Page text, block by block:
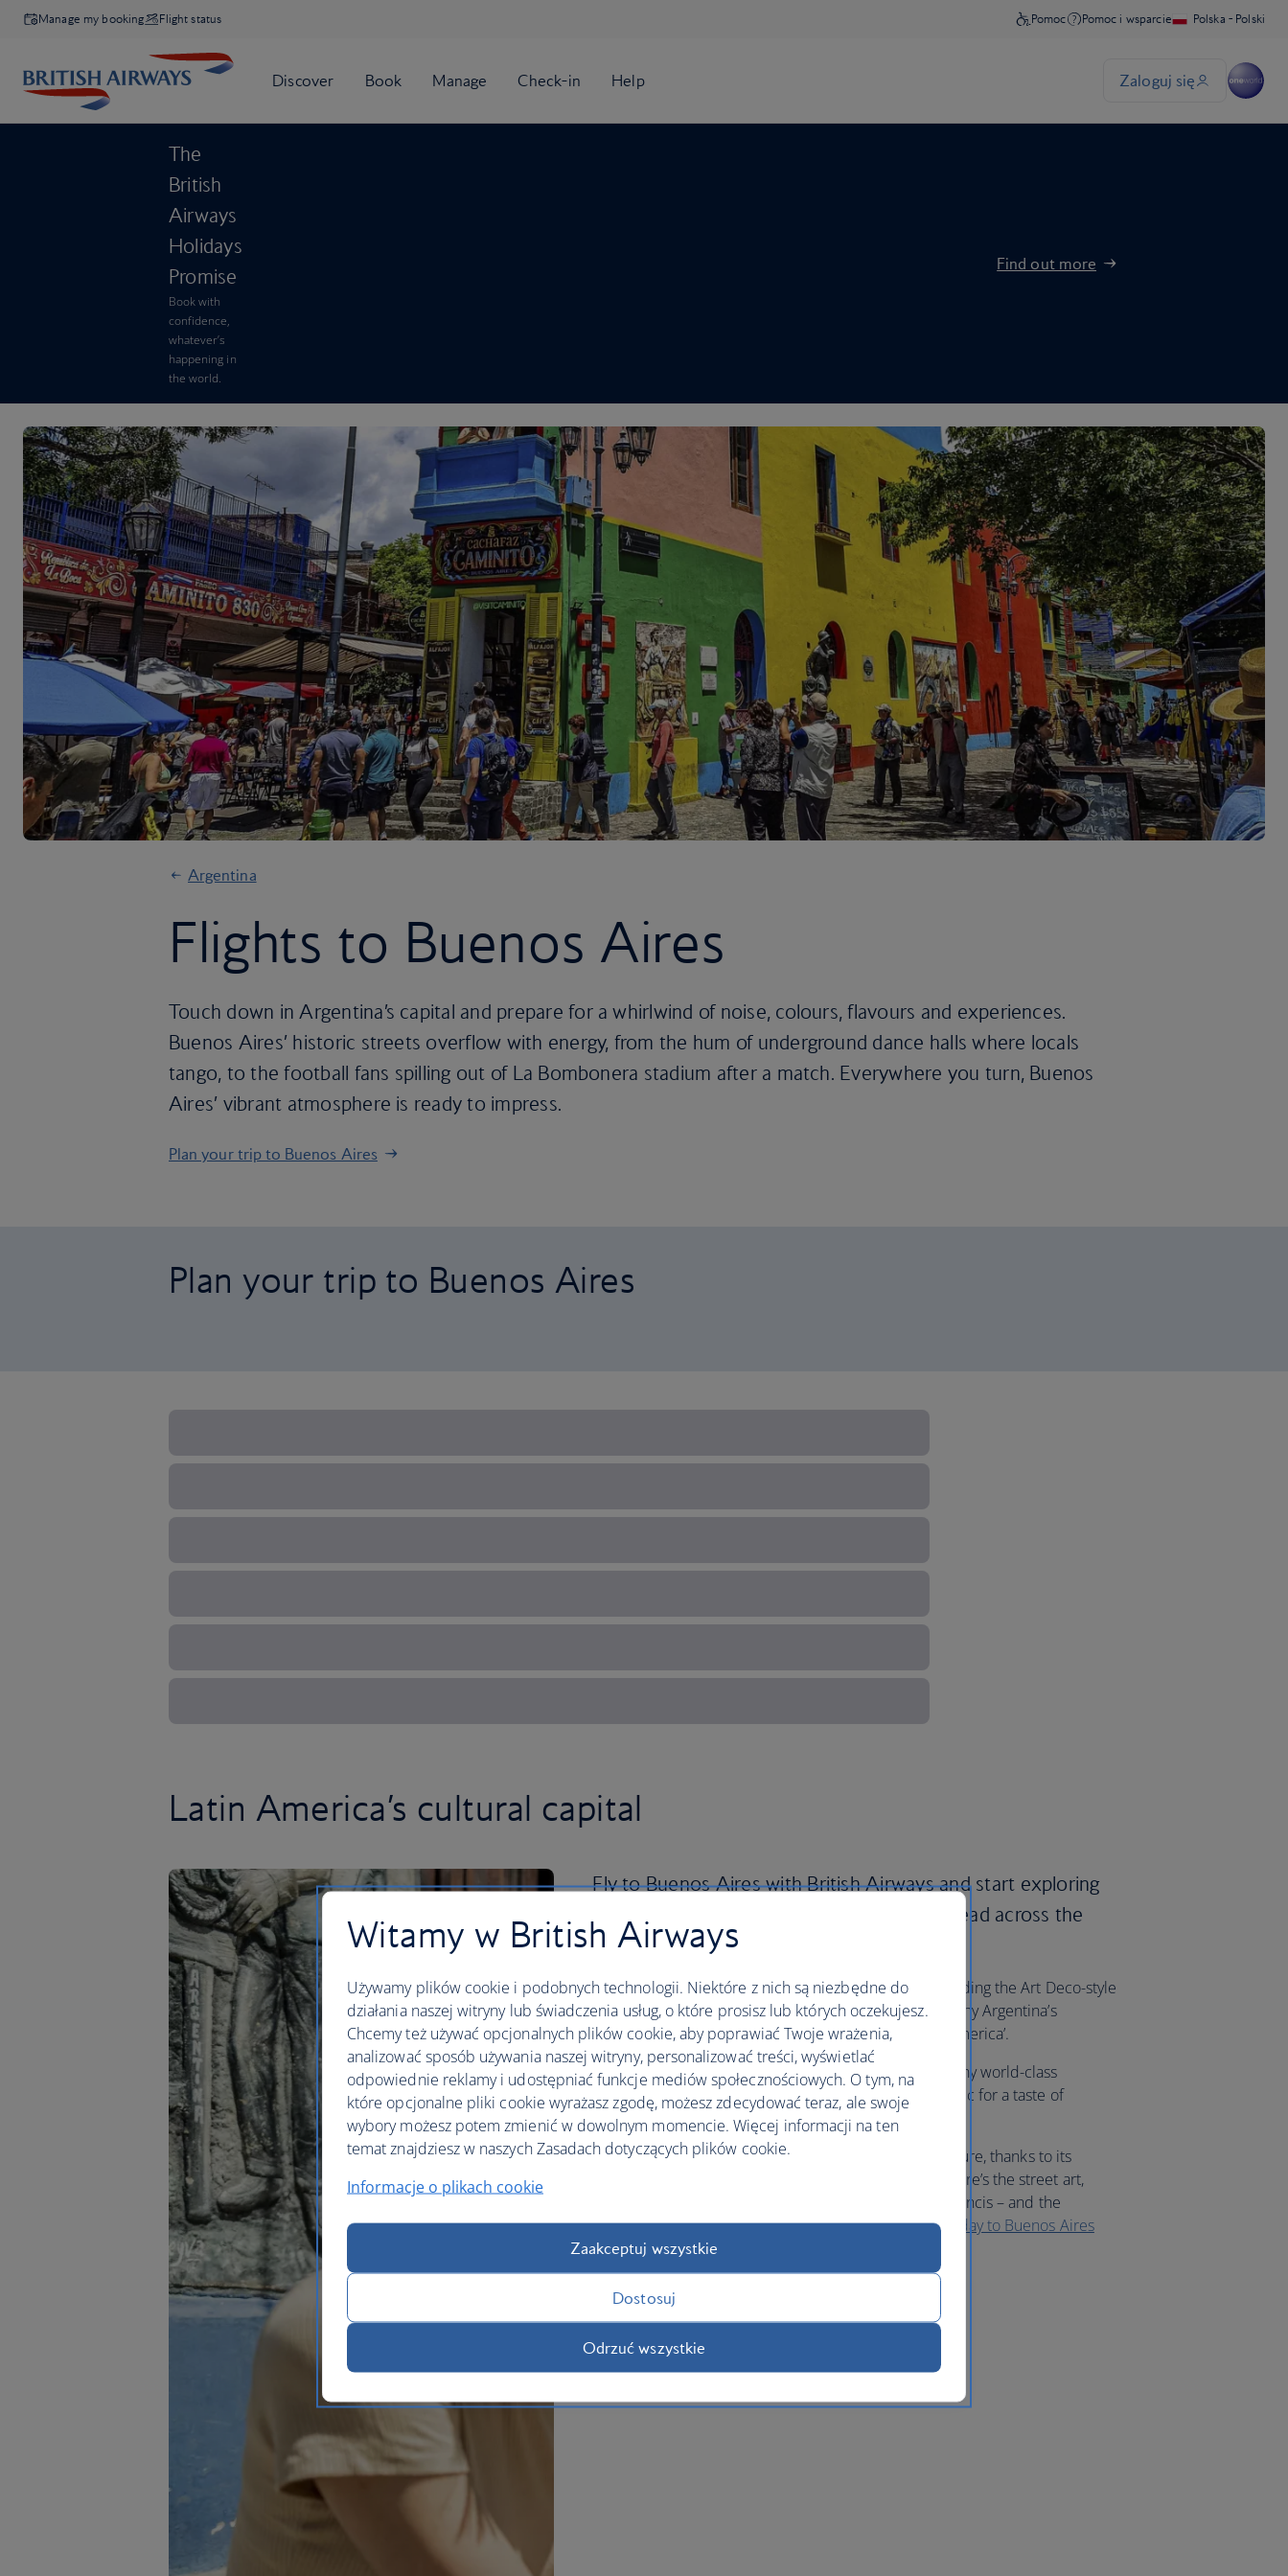
Manage my booking Flight status
The
British
Airways
Holidays
Promise
Book with
confidence,
whatever’s
happening in
the world.
Find out more
Argentina
Flights to Buenos Aires
Touch down in Argentina’s capital and prepare for a whirlwind of noise, colours, flavours and experiences.
Buenos Aires’ historic streets overflow with energy, from the hum of underground dance halls where locals
tango, to the football fans spilling out of La Bombonera stadium after a match. Everywhere you turn, Buenos
Aires’ vibrant atmosphere is ready to impress.
Plan your trip to Buenos Aires
Plan your trip to Buenos Aires
Latin America’s cultural capital
Fly to Buenos Aires with British Airways and start exploring
one of the 48 neighbourhoods that are spread across the
city.
Wherever you go, you’ll see European influences, including the Art Deco-style
buildings and cobblestone streets that make it clear why Argentina’s
cosmopolitan capital is known as the ‘Paris of South America’.
When you’re hungry, make a beeline for one of the many world-class
steakhouses and pair your dinner with a glass of Malbec for a taste of
authentic Buenos Aires.
The city is also known as Latin America’s capital of culture, thanks to its
wealth of museums, theatres and bookshops. Then there’s the street art,
ornate churches – the city is the birthplace of Pope Francis – and the
boutique galleries and antiques shops. Book yourholiday to Buenos Aires
now.
Witamy w British Airways
Używamy plików cookie i podobnych technologii. Niektóre z nich są niezbędne do
działania naszej witryny lub świadczenia usług, o które prosisz lub których oczekujesz.
Chcemy też używać opcjonalnych plików cookie, aby poprawiać Twoje wrażenia,
analizować sposób używania naszej witryny, personalizować treści, wyświetlać
odpowiednie reklamy i udostępniać funkcje mediów społecznościowych. O tym, na
które opcjonalne pliki cookie wyrażasz zgodę, możesz zdecydować teraz, ale swoje
wybory możesz potem zmienić w dowolnym momencie. Więcej informacji na ten
temat znajdziesz w naszych Zasadach dotyczących plików cookie.
Informacje o plikach cookie
Zaakceptuj wszystkie
Dostosuj
Odrzuć wszystkie